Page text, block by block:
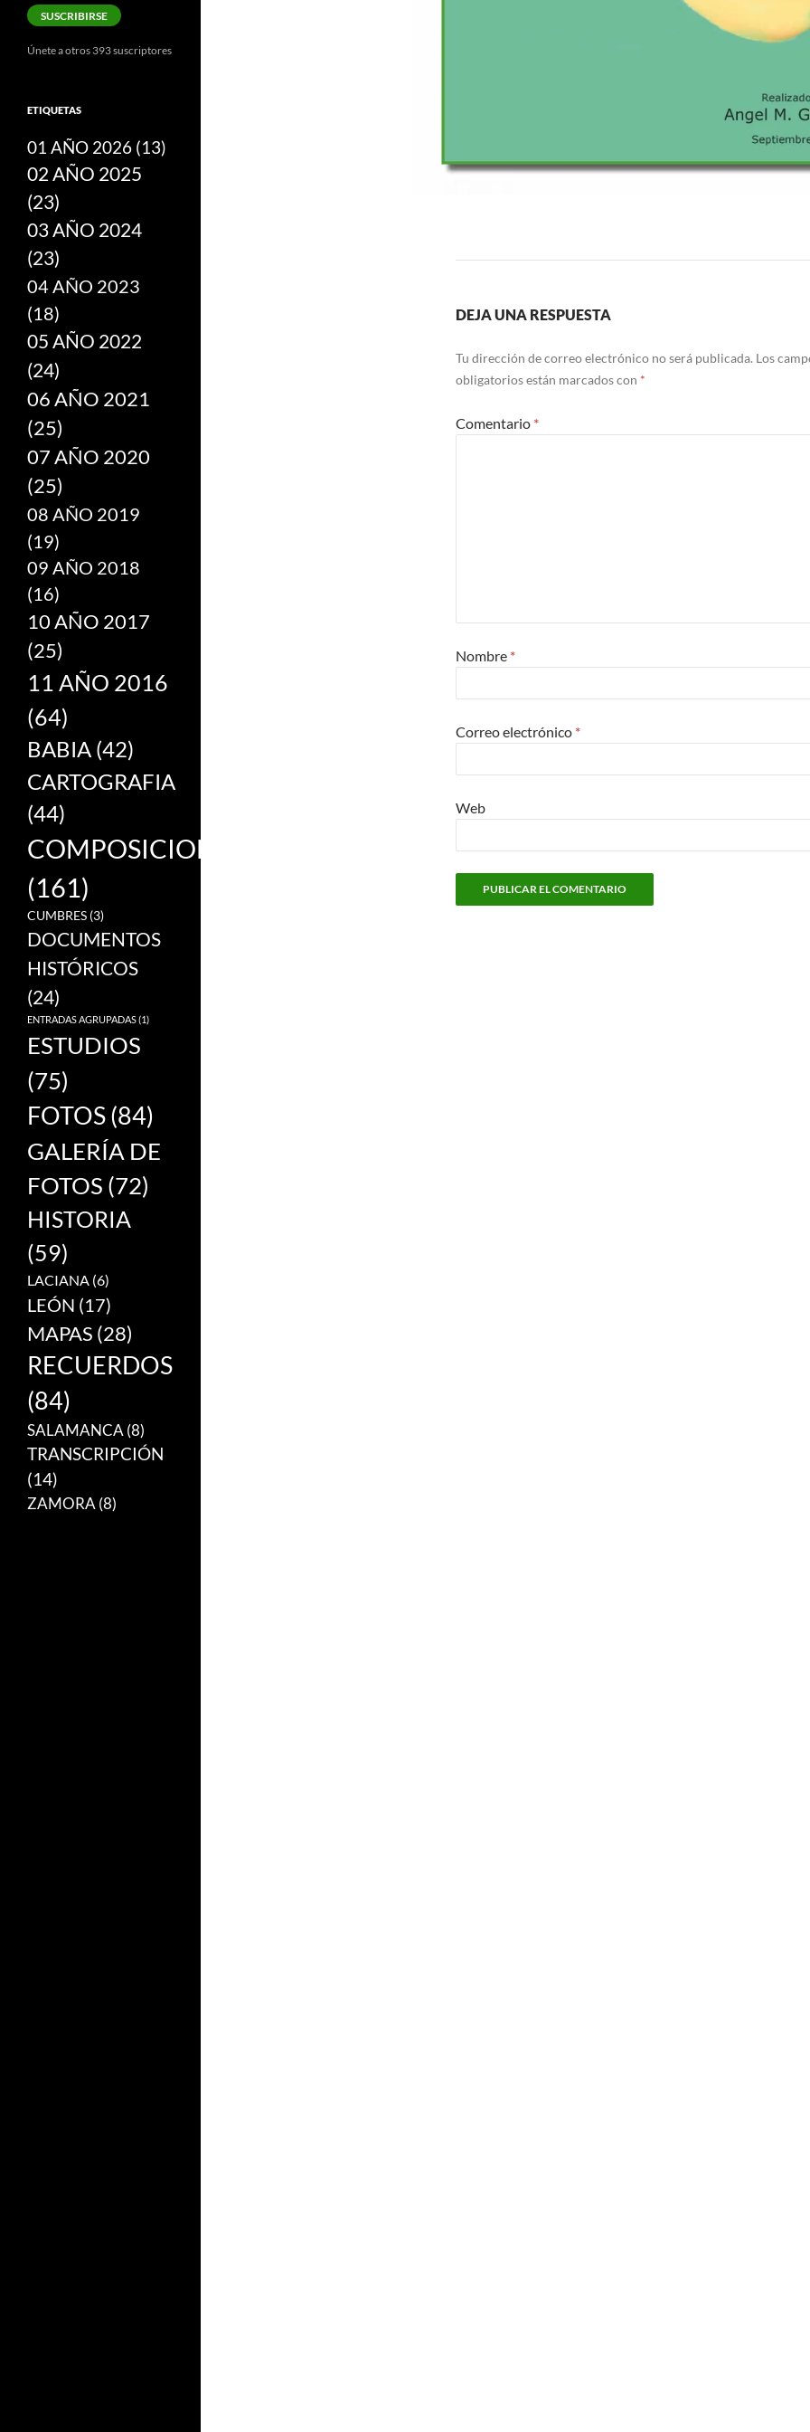
DEJA UNA RESPUESTA
Tu dirección de correo electrónico no será publicada. Los
obligatorios están marcados con *
Comentario *
Nombre *
Correo electrónico *
Web
correo
electrónico
SUSCRIBIRSE
Únete a otros 393 suscriptores
ETIQUETAS
01 AÑO 2026 (13)
02 AÑO 2025
(23)
03 AÑO 2024
(23)
04 AÑO 2023
(18)
05 AÑO 2022
(24)
06 AÑO 2021
(25)
07 AÑO 2020
(25)
08 AÑO 2019
(19)
09 AÑO 2018
(16)
10 AÑO 2017
(25)
11 AÑO 2016
(64)
BABIA (42)
CARTOGRAFIA
(44)
COMPOSICIONES
(161)
CUMBRES (3)
DOCUMENTOS
HISTÓRICOS
(24)
ENTRADAS AGRUPADAS(1)
ESTUDIOS
(75)
FOTOS(84)
GALERÍA DE
FOTOS (72)
HISTORIA
(59)
LACIANA (6)
LEÓN (17)
MAPAS (28)
RECUERDOS
(84)
SALAMANCA (8)
TRANSCRIPCIÓN
(14)
ZAMORA (8)